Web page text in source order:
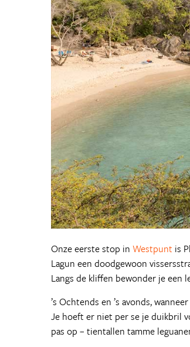
Onze eerste stop in Westpunt is
Lagun een doodgewoon
Langs de kliffen bewonder je een
’s Ochtends en ’s avonds,
Je hoeft er niet per se je duikbril
pas op – tientallen tamme